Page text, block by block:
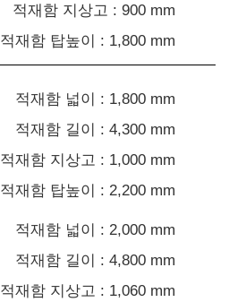
적재함 지상고 : 900 mm
적재함 탑높이 : 1,800 mm
적재함 넓이 : 1,800 mm
적재함 길이 : 4,300 mm
적재함 지상고 : 1,000 mm
적재함 탑높이 : 2,200 mm
적재함 넓이 : 2,000 mm
적재함 길이 : 4,800 mm
적재함 지상고 : 1,060 mm